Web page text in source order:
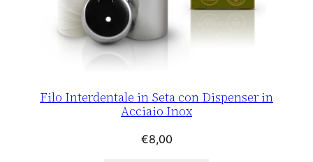
Filo Interdentale in Seta con Dispenser in
Acciaio Inox
€8,00